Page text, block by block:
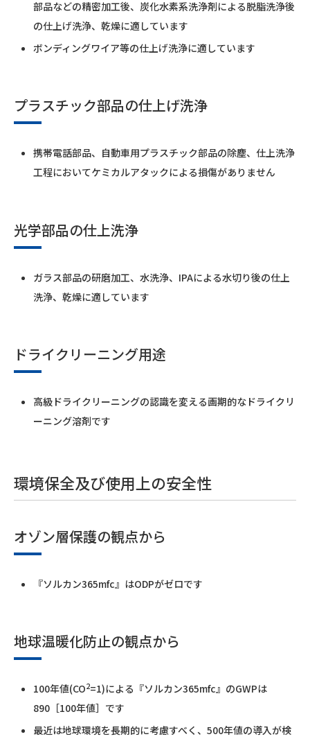
部品などの精密加工後、炭化水素系洗浄剤による脱脂洗浄後
の仕上げ洗浄、乾燥に適しています
ボンディングワイア等の仕上げ洗浄に適しています
プラスチック部品の仕上げ洗浄
携帯電話部品、自動車用プラスチック部品の除塵、仕上洗浄
工程においてケミカルアタックによる損傷がありません
光学部品の仕上洗浄
ガラス部品の研磨加工、水洗浄、IPAによる水切り後の仕上
洗浄、乾燥に適しています
ドライクリーニング用途
高級ドライクリーニングの認識を変える画期的なドライクリ
ーニング溶剤です
環境保全及び使用上の安全性
オゾン層保護の観点から
『ソルカン365mfc』はODPがゼロです
地球温暖化防止の観点から
100年値(CO2=1)による『ソルカン365mfc』のGWPは
890［100年値］です
最近は地球環境を長期的に考慮すべく、500年値の導入が検